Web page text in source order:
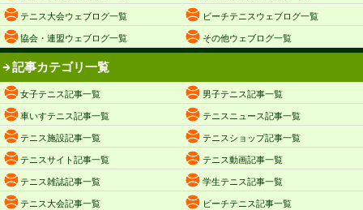
テニス大会ウェブログ一覧 ビーチテニスウェブログ一覧
協会・連盟ウェブログ一覧 その他ウェブログ一覧
記事カテゴリ一覧
女子テニス記事一覧 男子テニス記事一覧
車いすテニス記事一覧 テニスニュース記事一覧
テニス施設記事一覧 テニスショップ記事一覧
テニスサイト記事一覧 テニス動画記事一覧
テニス雑誌記事一覧 学生テニス記事一覧
テニス大会記事一覧 ビーチテニス記事一覧